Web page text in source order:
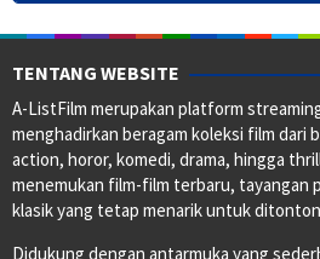
TENTANG WEBSITE
A-ListFilm merupakan platform
menghadirkan beragam koleksi film dari
action, horor, komedi, drama, hingga
menemukan film-film terbaru, tayangan
klasik yang tetap menarik untuk ditonton
Didukung dengan antarmuka yang